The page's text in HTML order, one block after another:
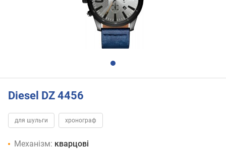
Diesel DZ 4456
для шульги хронограф
Механізм: кварцові